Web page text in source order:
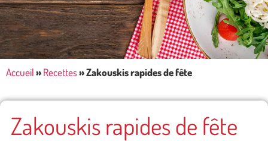
Accueil»Recettes»Zakouskis rapides de fête
Zakouskis rapides de fête